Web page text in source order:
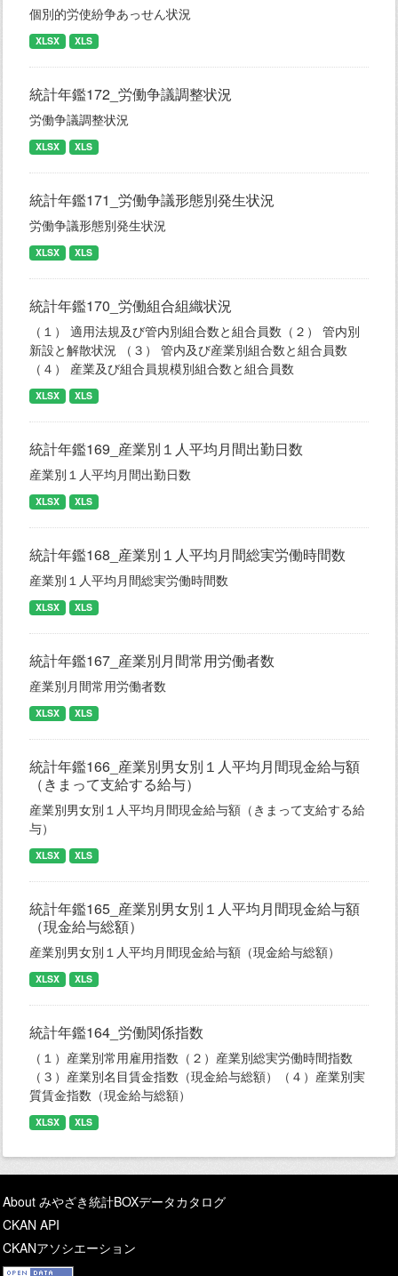
個別的労使紛争あっせん状況
XLSX XLS
統計年鑑172_労働争議調整状況
労働争議調整状況
XLSX XLS
統計年鑑171_労働争議形態別発生状況
労働争議形態別発生状況
XLSX XLS
統計年鑑170_労働組合組織状況
（１） 適用法規及び管内別組合数と組合員数（２） 管内別
新設と解散状況 （３） 管内及び産業別組合数と組合員数
（４） 産業及び組合員規模別組合数と組合員数
XLSX XLS
統計年鑑169_産業別１人平均月間出勤日数
産業別１人平均月間出勤日数
XLSX XLS
統計年鑑168_産業別１人平均月間総実労働時間数
産業別１人平均月間総実労働時間数
XLSX XLS
統計年鑑167_産業別月間常用労働者数
産業別月間常用労働者数
XLSX XLS
統計年鑑166_産業別男女別１人平均月間現金給与額
（きまって支給する給与）
産業別男女別１人平均月間現金給与額（きまって支給する給
与）
XLSX XLS
統計年鑑165_産業別男女別１人平均月間現金給与額
（現金給与総額）
産業別男女別１人平均月間現金給与額（現金給与総額）
XLSX XLS
統計年鑑164_労働関係指数
（１）産業別常用雇用指数（２）産業別総実労働時間指数
（３）産業別名目賃金指数（現金給与総額）（４）産業別実
質賃金指数（現金給与総額）
XLSX XLS
About みやざき統計BOXデータカタログ
CKAN API
CKANアソシエーション